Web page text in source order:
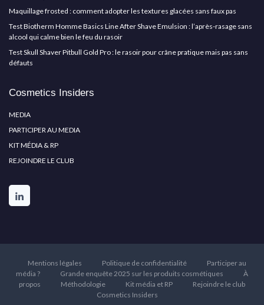
Maquillage frosted : comment adopter les textures glacées sans faux pas
Test Biotherm Homme Basics Line After Shave Emulsion : l’après-rasage sans
alcool qui calme bien le feu du rasoir
Test Skull Shaver Pitbull Gold Pro : le rasoir pour crâne pratique mais pas sans
défauts
Cosmetics Insiders
MEDIA
PARTICIPER AU MEDIA
KIT MÉDIA & RP
REJOINDRE LE CLUB
Mentions légales Politique de confidentialité
Participer au
média ?
Grande enquête 2025 sur les produits cosmétiques
À
propos
Méthodologie Kit média et RP
Rejoindre le club
Cosmetics Insiders